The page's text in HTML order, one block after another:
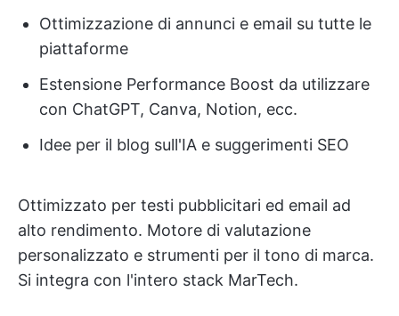
Ottimizzazione di annunci e email su tutte le
piattaforme
Estensione Performance Boost da utilizzare
con ChatGPT, Canva, Notion, ecc.
Idee per il blog sull'IA e suggerimenti SEO
Ottimizzato per testi pubblicitari ed email ad
alto rendimento. Motore di valutazione
personalizzato e strumenti per il tono di marca.
Si integra con l'intero stack MarTech.